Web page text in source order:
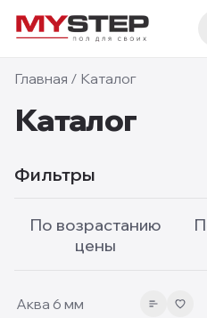
Главная / Каталог
Каталог
Фильтры
По возрастанию
цены
new
Аква 6 мм